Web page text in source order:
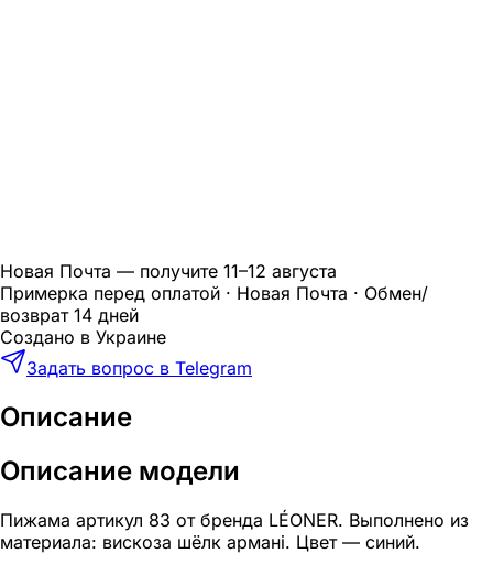
Новая Почта — получите 11–12 августа
Примерка перед оплатой · Новая Почта · Обмен/
возврат 14 дней
Создано в Украине
Задать вопрос в Telegram
Описание
Описание модели
Пижама артикул 83 от бренда LÉONER. Выполнено из
материала: вискоза шёлк армані. Цвет — синий.